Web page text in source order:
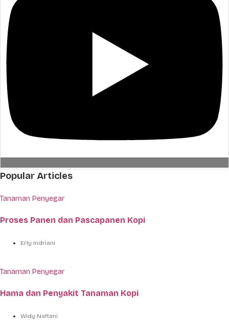
Popular Articles
Tanaman Penyegar
Proses Panen dan Pascapanen Kopi
Erly Indriani
Tanaman Penyegar
Hama dan Penyakit Tanaman Kopi
Widy Naftani